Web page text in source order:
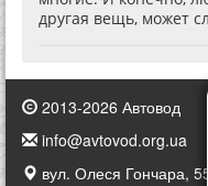
другая вещь, может
2013-2026 Автовод
info@avtovod.org.ua
вул. Олеся Гончара,